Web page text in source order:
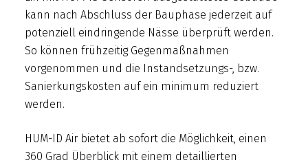
kann nach Abschluss der Bauphase jederzeit auf
potenziell eindringende Nässe überprüft werden.
So können frühzeitig Gegenmaßnahmen
vorgenommen und die Instandsetzungs-, bzw.
Sanierkungskosten auf ein minimum reduziert
werden.
HUM-ID Air bietet ab sofort die Möglichkeit, einen
360 Grad Überblick mit einem detaillierten